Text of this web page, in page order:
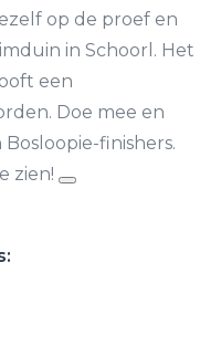
op de proef en
in Schoorl. Het
een
Doe mee en
finishers.
zien!